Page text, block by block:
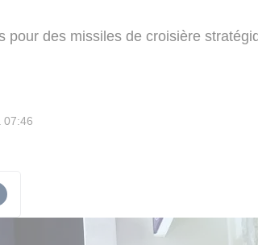
des missiles de croisière
07:46